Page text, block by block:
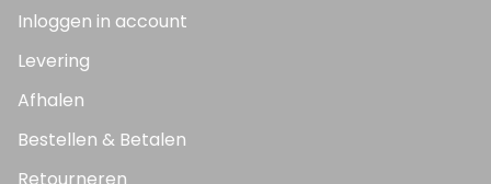
Inloggen in account
Levering
Afhalen
Bestellen & Betalen